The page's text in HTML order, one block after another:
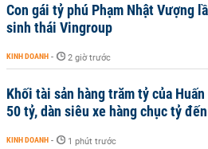
Con gái tỷ phú Phạm Nhật Vượng
sinh thái Vingroup
KINH DOANH - 2 giờ trước
Khối tài sản hàng trăm tỷ của
50 tỷ, dàn siêu xe hàng chục tỷ
KINH DOANH - 1 phút trước